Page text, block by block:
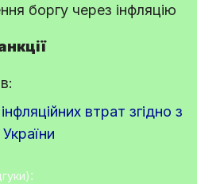
боргу через інфляцію
втрат згідно з
: